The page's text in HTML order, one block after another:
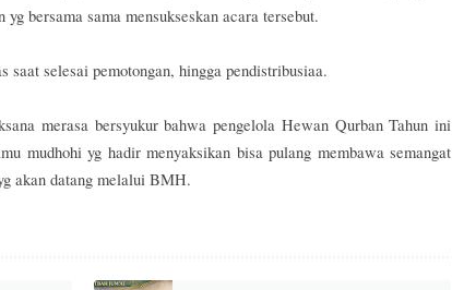
bersama sama mensukseskan acara tersebut.
saat selesai pemotongan, hingga pendistribusiaa.
merasa bersyukur bahwa pengelola Hewan Qurban Tahun ini
mudhohi yg hadir menyaksikan bisa pulang membawa semangat
akan datang melalui BMH.